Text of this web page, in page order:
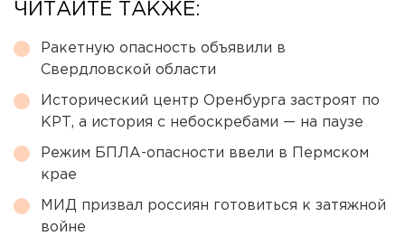
ЧИТАЙТЕ ТАКЖЕ:
Ракетную опасность объявили в
Свердловской области
Исторический центр Оренбурга застроят по
КРТ, а история с небоскребами — на паузе
Режим БПЛА-опасности ввели в Пермском
крае
МИД призвал россиян готовиться к затяжной
войне